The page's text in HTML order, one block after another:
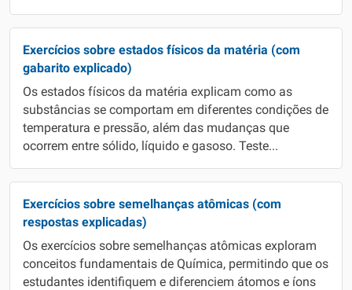
Exercícios sobre estados físicos da matéria (com
gabarito explicado)
Os estados físicos da matéria explicam como as
substâncias se comportam em diferentes condições de
temperatura e pressão, além das mudanças que
ocorrem entre sólido, líquido e gasoso. Teste...
Exercícios sobre semelhanças atômicas (com
respostas explicadas)
Os exercícios sobre semelhanças atômicas exploram
conceitos fundamentais de Química, permitindo que os
estudantes identifiquem e diferenciem átomos e íons